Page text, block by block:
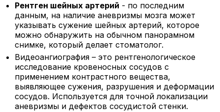
Рентген шейных артерий - по последним
данным, на наличие аневризмы мозга может
указывать сужение шейных артерий, которое
можно обнаружить на обычном панорамном
снимке, который делает стоматолог.
Видеоангиография – это рентгенологическое
исследование кровеносных сосудов с
применением контрастного вещества,
выявляющее сужения, разрушения и деформации
сосудов. Используется для точной локализации
аневризмы и дефектов сосудистой стенки.